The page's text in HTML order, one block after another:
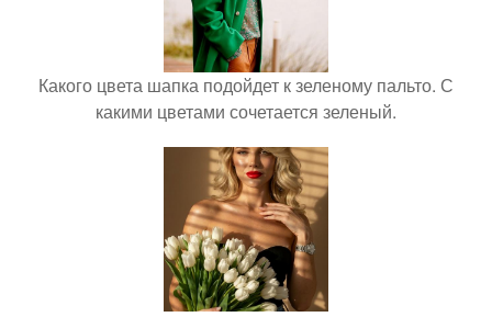
Какого цвета шапка подойдет к зеленому пальто. С
какими цветами сочетается зеленый.